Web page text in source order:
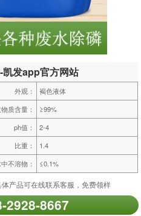
凯发app官方网站
外观：
褐色液体
质含量：
≥99%
ph值：
2-4
比重：
1.4
不溶物：
≤0.1%
产品可在线联系客服，免费领样
2928-8667